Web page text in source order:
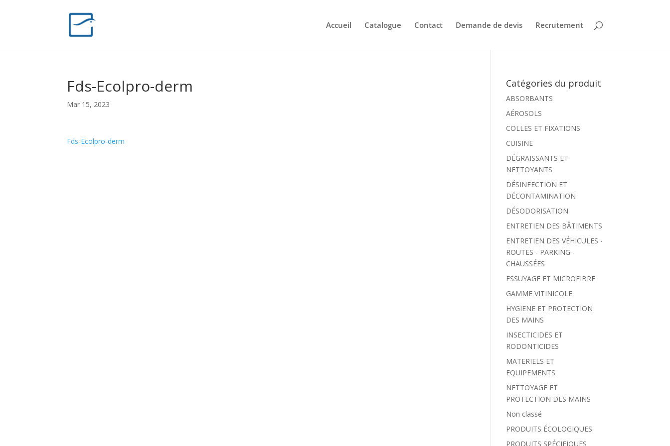
Accueil Catalogue Contact Demande de devis Recrutement
Fds-Ecolpro-derm
Mar 15, 2023
Fds-Ecolpro-derm
Catégories du produit
ABSORBANTS
AÉROSOLS
COLLES ET FIXATIONS
CUISINE
DÉGRAISSANTS ET
NETTOYANTS
DÉSINFECTION ET
DÉCONTAMINATION
DÉSODORISATION
ENTRETIEN DES BÂTIMENTS
ENTRETIEN DES VÉHICULES -
ROUTES - PARKING -
CHAUSSÉES
ESSUYAGE ET MICROFIBRE
GAMME VITINICOLE
HYGIENE ET PROTECTION
DES MAINS
INSECTICIDES ET
RODONTICIDES
MATERIELS ET
EQUIPEMENTS
NETTOYAGE ET
PROTECTION DES MAINS
Non classé
PRODUITS ÉCOLOGIQUES
PRODUITS SPÉCIFIQUES